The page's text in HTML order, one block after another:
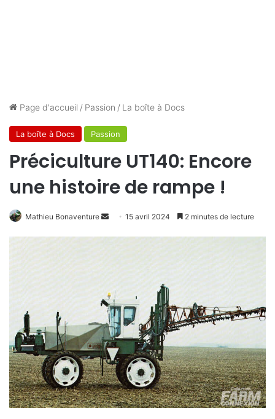
Page d'accueil / Passion / La boîte à Docs
La boîte à Docs Passion
Préciculture UT140: Encore
une histoire de rampe !
Mathieu Bonaventure
Envoyer
courriel
15 avril 2024 2 minutes de lecture